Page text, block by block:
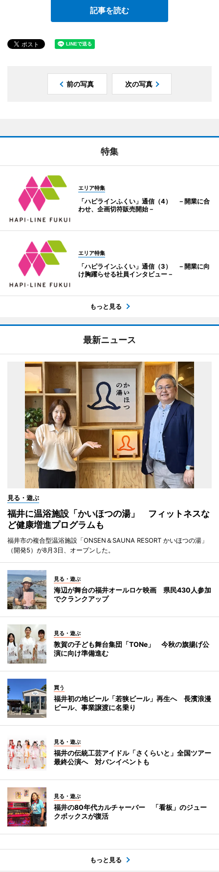
記事を読む
前の写真 次の写真
特集
エリア特集
「ハピラインふくい」通信（4） －開業に合
わせ、企画切符販売開始－
エリア特集
「ハピラインふくい」通信（3） －開業に向
け胸躍らせる社員インタビュー－
もっと見る
最新ニュース
見る・遊ぶ
福井に温浴施設「かいほつの湯」 フィットネスな
ど健康増進プログラムも
福井市の複合型温浴施設「ONSEN＆SAUNA RESORT かいほつの湯」
（開発5）が8月3日、オープンした。
見る・遊ぶ
海辺が舞台の福井オールロケ映画 県民430人参加
でクランクアップ
見る・遊ぶ
敦賀の子ども舞台集団「TONe」 今秋の旗揚げ公
演に向け準備進む
買う
福井初の地ビール「若狭ビール」再生へ 長濱浪漫
ビール、事業譲渡に名乗り
見る・遊ぶ
福井の伝統工芸アイドル「さくらいと」全国ツアー
最終公演へ 対バンイベントも
見る・遊ぶ
福井の80年代カルチャーバー 「看板」のジュー
クボックスが復活
もっと見る